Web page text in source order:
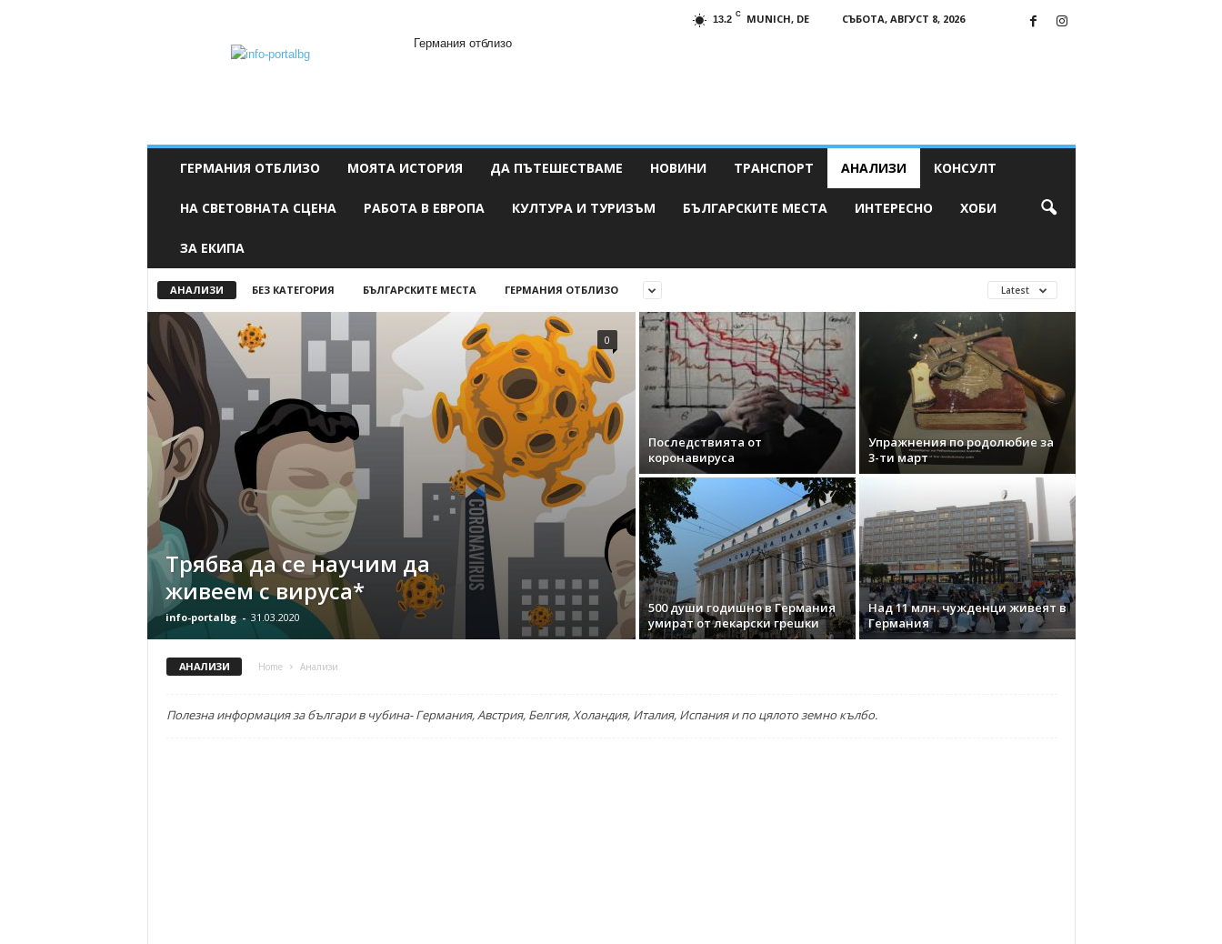
13.2 C MUNICH, DE
СЪБОТА, АВГУСТ 8, 2026
Германия отблизо
ГЕРМАНИЯ ОТБЛИЗО МОЯТА ИСТОРИЯ ДА ПЪТЕШЕСТВАМЕ НОВИНИ ТРАНСПОРТ АНАЛИЗИ КОНСУЛТ
НА СВЕТОВНАТА СЦЕНА РАБОТА В ЕВРОПА КУЛТУРА И ТУРИЗЪМ БЪЛГАРСКИТЕ МЕСТА ИНТЕРЕСНО ХОБИ
ЗА ЕКИПА
АНАЛИЗИ БЕЗ КАТЕГОРИЯ БЪЛГАРСКИТЕ МЕСТА ГЕРМАНИЯ ОТБЛИЗО Latest
Трябва да се научим да
живеем с вируса*
info-portalbg - 31.03.2020
0
Последствията от
коронавируса
Упражнения по родолюбие за
3-ти март
500 души годишно в Германия
умират от лекарски грешки
Над 11 млн. чужденци живеят в
Германия
АНАЛИЗИ Home Анализи
Полезна информация за българи в чубина- Германия, Австрия, Белгия, Холандия, Италия, Испания и по цялото земно кълбо.